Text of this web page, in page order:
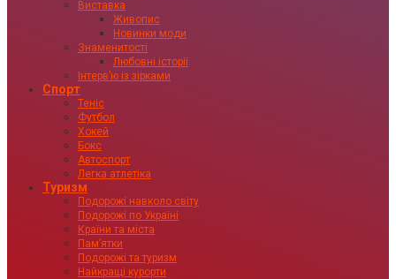
Виставка
Живопис
Новинки моди
Знаменитості
Любовні історії
Інтервʼю із зірками
Спорт
Теніс
Футбол
Хокей
Бокс
Автоспорт
Легка атлетіка
Туризм
Подорожі навколо світу
Подорожі по Україні
Країни та міста
Пам’ятки
Подорожі та туризм
Найкращі курорти